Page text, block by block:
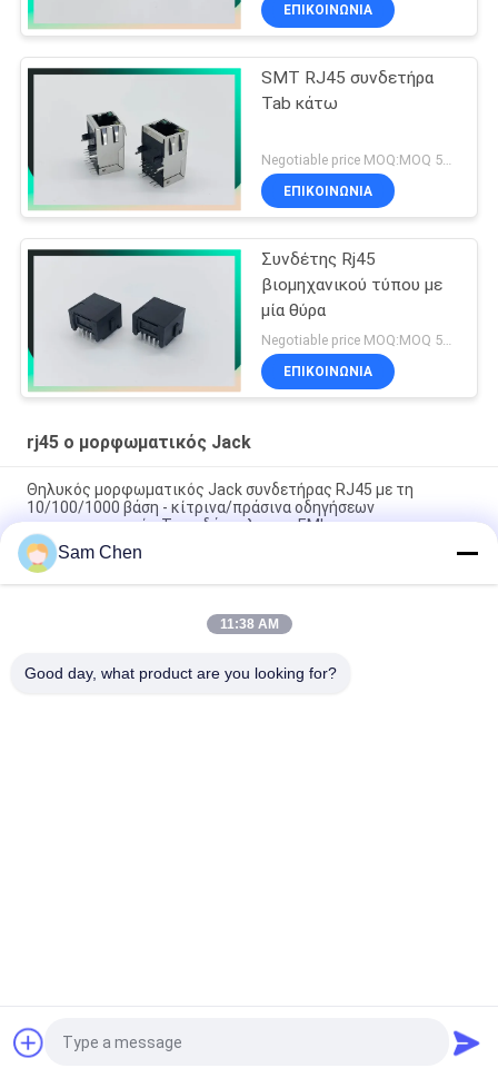
ΕΠΙΚΟΙΝΩΝΊΑ
SMT RJ45 συνδετήρα
Tab κάτω
ΕΠΙΚΟΙΝΩΝΊΑ
Συνδέτης Rj45
βιομηχανικού τύπου με
μία θύρα
Negotiable price MOQ:MOQ 500-5KPCS
ΕΠΙΚΟΙΝΩΝΊΑ
rj45 ο μορφωματικός Jack
Θηλυκός μορφωματικός Jack συνδετήρας RJ45 με τη
10/100/1000 βάση - κίτρινα/πράσινα οδηγήσεων
μετασχηματιστών Τ και δάχτυλο της EMI
μορφωματικό Jack 18.1L μαύρο οριζόντιο πλαστικό υλικό
1x1 Ethernet Molex RJ45
Εγκεκριμένη ROHS μικρή ακτινοβολία STP 8P8C RJ45 SMT
Αίτηση κράτησης
Sam Chen
11:38 AM
Good day, what product are you looking for?